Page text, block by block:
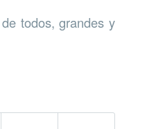
todos, grandes y